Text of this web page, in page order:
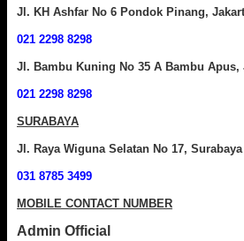
Jl. KH Ashfar No 6 Pondok Pinang,
021 2298 8298
Jl. Bambu Kuning No 35 A Bambu Apus,
021 2298 8298
SURABAYA
Jl. Raya Wiguna Selatan No 17, Surabaya
031 8785 3499
MOBILE CONTACT NUMBER
Admin Official